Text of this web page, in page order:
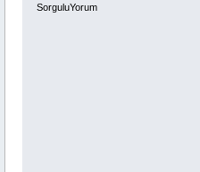
SorguluYorum